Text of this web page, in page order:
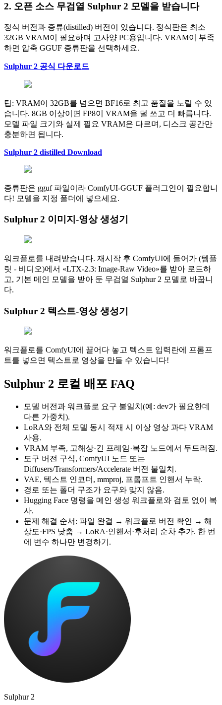
2. 오픈 소스 무검열 Sulphur 2 모델을 받습니다
정식 버전과 증류(distilled) 버전이 있습니다. 정식판은 최소
32GB VRAM이 필요하며 고사양 PC용입니다. VRAM이 부족
하면 압축 GGUF 증류판을 선택하세요.
Sulphur 2 공식 다운로드
팁: VRAM이 32GB를 넘으면 BF16로 최고 품질을 노릴 수 있
습니다. 8GB 이상이면 FP8이 VRAM을 덜 쓰고 더 빠릅니다.
모델 파일 크기와 실제 필요 VRAM은 다르며, 디스크 공간만
충분하면 됩니다.
Sulphur 2 distilled Download
증류판은 gguf 파일이라 ComfyUI‑GGUF 플러그인이 필요합니
다! 모델을 지정 폴더에 넣으세요.
Sulphur 2 이미지‑영상 생성기
워크플로를 내려받습니다. 재시작 후 ComfyUI에 들어가 (템플
릿 ‑ 비디오)에서 «LTX‑2.3: Image‑Raw Video»를 받아 로드하
고, 기본 메인 모델을 받아 둔 무검열 Sulphur 2 모델로 바꿉니
다.
Sulphur 2 텍스트‑영상 생성기
워크플로를 ComfyUI에 끌어다 놓고 텍스트 입력란에 프롬프
트를 넣으면 텍스트로 영상을 만들 수 있습니다!
Sulphur 2 로컬 배포 FAQ
모델 버전과 워크플로 요구 불일치(예: dev가 필요한데
다른 가중치).
LoRA와 전체 모델 동시 적재 시 이상 영상 과다 VRAM
사용.
VRAM 부족, 고해상·긴 프레임·복잡 노드에서 두드러짐.
도구 버전 구식, ComfyUI 노드 또는
Diffusers/Transformers/Accelerate 버전 불일치.
VAE, 텍스트 인코더, mmproj, 프롬프트 인핸서 누락.
경로 또는 폴더 구조가 요구와 맞지 않음.
Hugging Face 명령을 메인 생성 워크플로와 검토 없이 복
사.
문제 해결 순서: 파일 완결 → 워크플로 버전 확인 → 해
상도·FPS 낮춤 → LoRA·인핸서·후처리 순차 추가. 한 번
에 변수 하나만 변경하기.
Sulphur 2